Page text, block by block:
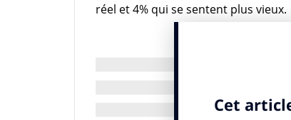
réel et 4% qui se sentent plus vieux.